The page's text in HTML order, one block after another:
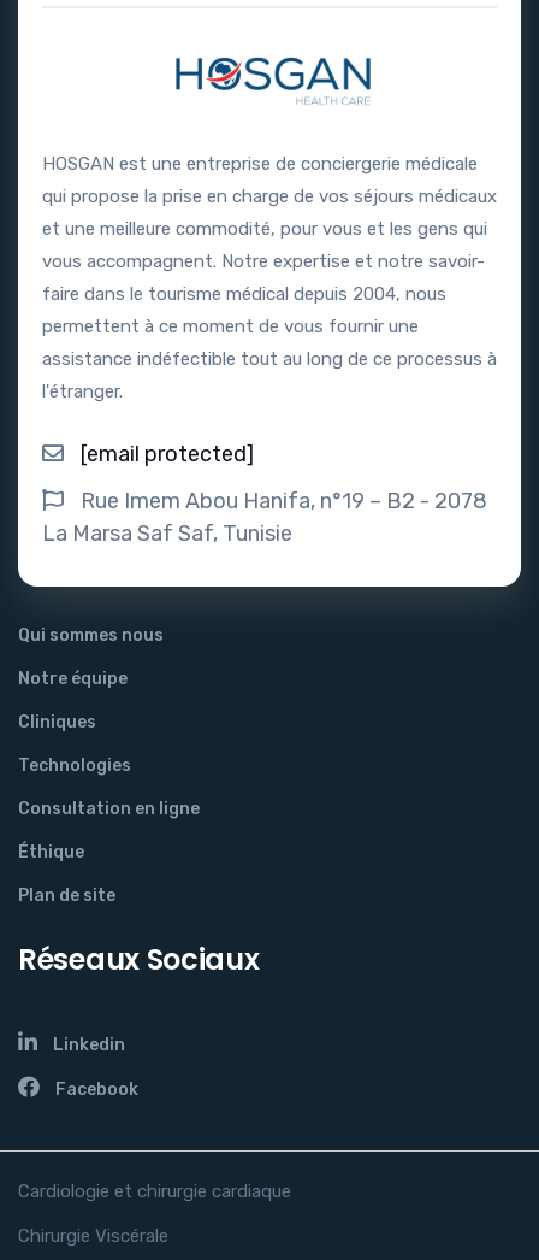
HOSGAN est une entreprise de conciergerie médicale
qui propose la prise en charge de vos séjours médicaux
et une meilleure commodité, pour vous et les gens qui
vous accompagnent. Notre expertise et notre savoir-
faire dans le tourisme médical depuis 2004, nous
permettent à ce moment de vous fournir une
assistance indéfectible tout au long de ce processus à
l'étranger.
[email protected]
Rue Imem Abou Hanifa, n°19 – B2 - 2078
La Marsa Saf Saf, Tunisie
Qui sommes nous
Notre équipe
Cliniques
Technologies
Consultation en ligne
Éthique
Plan de site
Réseaux Sociaux
Linkedin
Facebook
Cardiologie et chirurgie cardiaque
Chirurgie Viscérale